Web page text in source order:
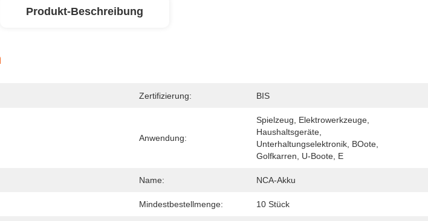
Produkt-Beschreibung
Zertifizierung: BIS
Anwendung:
Spielzeug, Elektrowerkzeuge,
Haushaltsgeräte,
Unterhaltungselektronik, BOote,
Golfkarren, U-Boote, E
Name: NCA-Akku
Mindestbestellmenge: 10 Stück